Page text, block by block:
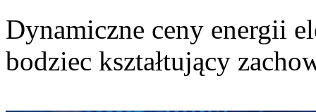
Dynamiczne ceny energii
bodziec kształtujący